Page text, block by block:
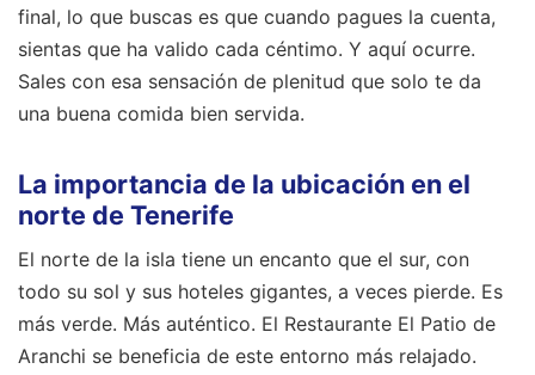
final, lo que buscas es que cuando pagues la cuenta,
sientas que ha valido cada céntimo. Y aquí ocurre.
Sales con esa sensación de plenitud que solo te da
una buena comida bien servida.
La importancia de la ubicación en el
norte de Tenerife
El norte de la isla tiene un encanto que el sur, con
todo su sol y sus hoteles gigantes, a veces pierde. Es
más verde. Más auténtico. El Restaurante El Patio de
Aranchi se beneficia de este entorno más relajado.